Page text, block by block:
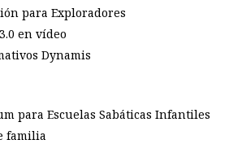
para Exploradores
en vídeo
Dynamis
para Escuelas Sabáticas Infantiles
familia